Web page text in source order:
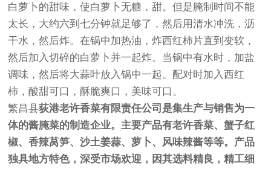
白萝卜的甜味，使白萝卜无糖，甜。但是腌制时间不能
太长，大约六到七分钟就足够了，然后用清水冲洗，沥
干水，然后炸。在锅中加热油，炸西红柿片直到变软，
然后加入切碎的白萝卜并一起炸。当锅中有水时，加盐
调味，然后将大蒜叶放入锅中一起。配对时加入西红
柿，酸甜可口，酥脆爽口，美味可口。
繁昌县荻港老许香菜有限责任公司是集生产与销售为一
体的酱腌菜的制造企业。主要产品有老许香菜、蟹子红
椒、香辣莴笋、沙土姜蒜、萝卜、风味辣酱等等。产品
独具地方特色，深受市场欢迎，因其选料精良，精工细